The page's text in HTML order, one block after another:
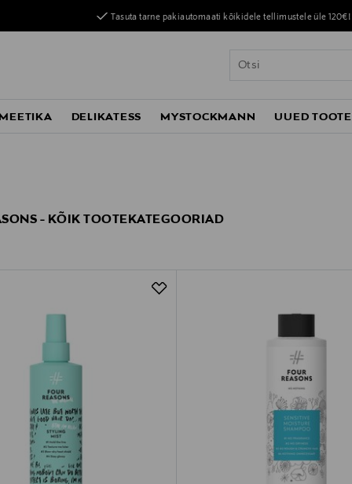
Tasuta tarne pakiautomaati kõikidele tellimustele üle 120€!
DELIKATESS MYSTOCKMANN UUED
- KÕIK TOOTEKATEGOORIAD